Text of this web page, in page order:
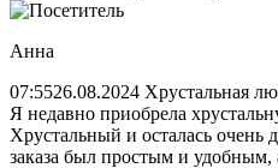
Анна
07:5526.08.2024 Хрустальная
Я недавно приобрела
Хрустальный и осталась очень
заказа был простым и удобным,